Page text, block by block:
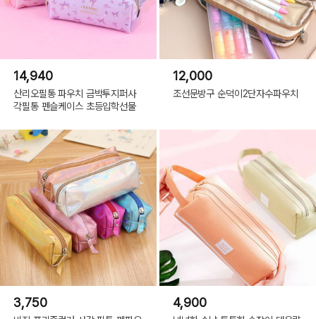
14,940
산리오필통 파우치 금박투지퍼사
각필통 펜슬케이스 초등입학선물
12,000
조선문방구 순덕이2단자수파우치
3,750 4,900